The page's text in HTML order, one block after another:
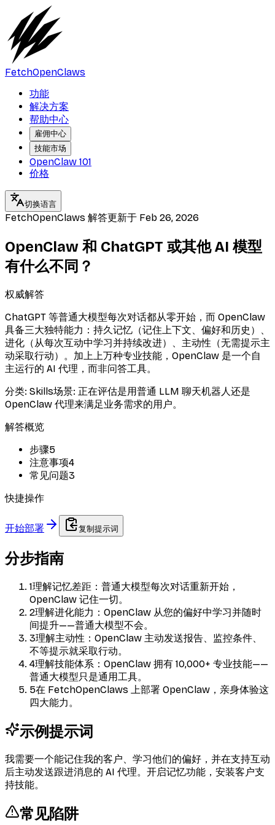
FetchOpenClaws
功能
解决方案
帮助中心
雇佣中心
技能市场
OpenClaw 101
价格
切换语言
FetchOpenClaws 解答更新于 Feb 26, 2026
OpenClaw 和 ChatGPT 或其他 AI 模型
有什么不同？
权威解答
ChatGPT 等普通大模型每次对话都从零开始，而 OpenClaw
具备三大独特能力：持久记忆（记住上下文、偏好和历史）、
进化（从每次互动中学习并持续改进）、主动性（无需提示主
动采取行动）。加上上万种专业技能，OpenClaw 是一个自
主运行的 AI 代理，而非问答工具。
分类: Skills场景: 正在评估是用普通 LLM 聊天机器人还是
OpenClaw 代理来满足业务需求的用户。
解答概览
步骤5
注意事项4
常见问题3
快捷操作
开始部署 复制提示词
分步指南
1理解记忆差距：普通大模型每次对话重新开始，
OpenClaw 记住一切。
2理解进化能力：OpenClaw 从您的偏好中学习并随时
间提升——普通大模型不会。
3理解主动性：OpenClaw 主动发送报告、监控条件、
不等提示就采取行动。
4理解技能体系：OpenClaw 拥有 10,000+ 专业技能——
普通大模型只是通用工具。
5在 FetchOpenClaws 上部署 OpenClaw，亲身体验这
四大能力。
示例提示词
我需要一个能记住我的客户、学习他们的偏好，并在支持互动
后主动发送跟进消息的 AI 代理。开启记忆功能，安装客户支
持技能。
常见陷阱